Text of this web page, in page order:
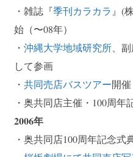
・雑誌『季刊カラカラ 』(
始（〜08年）
・ 沖縄大学地域研究所、
して参画
・ 共同売店バスツアー開催
・奥共同店主催・100周年
2006年
・奥共同店100周年記念式